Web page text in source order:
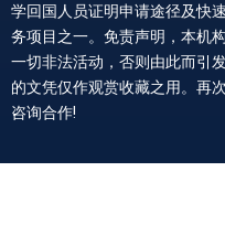
学回国人员证明申请途径及快
务项目之一。免责声明，本机
一切非法活动，否则由此而引
的文凭仅作观赏收藏之用。再
咨询合作!